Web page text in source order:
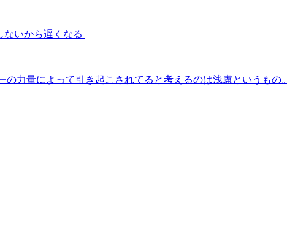
ないから遅くなる
力量によって引き起こされてると考えるのは浅慮というもの。